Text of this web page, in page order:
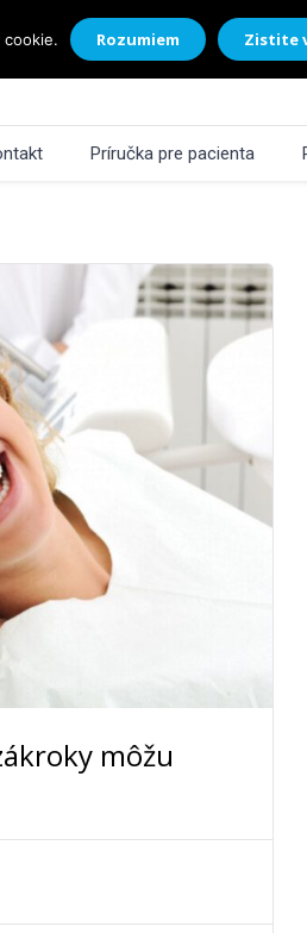
Príručka pre pacienta
môžu
cookie. Rozumiem Zistite